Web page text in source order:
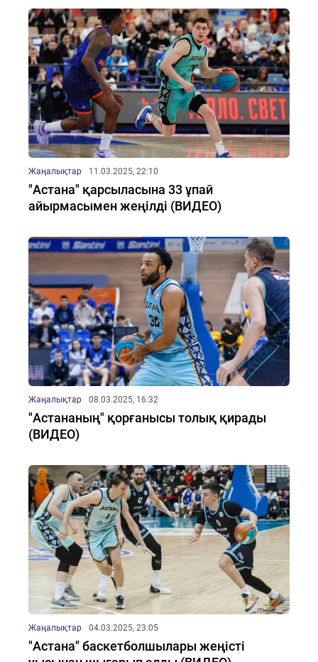
Жаңалықтар 11.03.2025, 22:10
"Астана" қарсыласына 33 ұпай
айырмасымен жеңілді (ВИДЕО)
Жаңалықтар 08.03.2025, 16:32
"Астананың" қорғанысы толық қирады
(ВИДЕО)
Жаңалықтар 04.03.2025, 23:05
"Астана" баскетболшылары жеңісті